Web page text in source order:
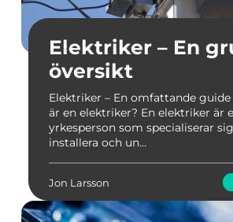
Elektriker – En
översikt
Elektriker – En omfattande
är en elektriker? En elektriker är
yrkesperson som specialiserar
installera och un...
Jon Larsson